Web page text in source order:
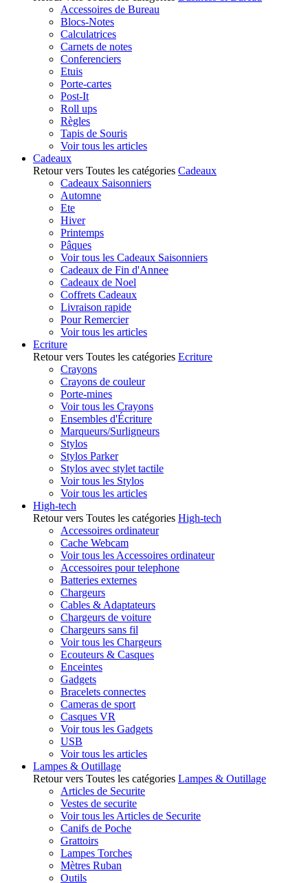
Accessoires de Bureau
Blocs-Notes
Calculatrices
Carnets de notes
Conferenciers
Etuis
Porte-cartes
Post-It
Roll ups
Règles
Tapis de Souris
Voir tous les articles
Cadeaux
Retour vers Toutes les catégories Cadeaux
Cadeaux Saisonniers
Automne
Ete
Hiver
Printemps
Pâques
Voir tous les Cadeaux Saisonniers
Cadeaux de Fin d'Annee
Cadeaux de Noel
Coffrets Cadeaux
Livraison rapide
Pour Remercier
Voir tous les articles
Ecriture
Retour vers Toutes les catégories Ecriture
Crayons
Crayons de couleur
Porte-mines
Voir tous les Crayons
Ensembles d'Écriture
Marqueurs/Surligneurs
Stylos
Stylos Parker
Stylos avec stylet tactile
Voir tous les Stylos
Voir tous les articles
High-tech
Retour vers Toutes les catégories High-tech
Accessoires ordinateur
Cache Webcam
Voir tous les Accessoires ordinateur
Accessoires pour telephone
Batteries externes
Chargeurs
Cables & Adaptateurs
Chargeurs de voiture
Chargeurs sans fil
Voir tous les Chargeurs
Ecouteurs & Casques
Enceintes
Gadgets
Bracelets connectes
Cameras de sport
Casques VR
Voir tous les Gadgets
USB
Voir tous les articles
Lampes & Outillage
Retour vers Toutes les catégories Lampes & Outillage
Articles de Securite
Vestes de securite
Voir tous les Articles de Securite
Canifs de Poche
Grattoirs
Lampes Torches
Mètres Ruban
Outils